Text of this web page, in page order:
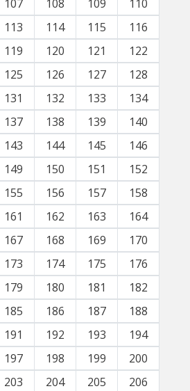
107 108 109
110
113 114 115
116
119 120 121
122
125 126 127
128
131 132 133
134
137 138 139
140
143 144 145
146
149 150 151
152
155 156 157
158
161 162 163
164
167 168 169
170
173 174 175
176
179 180 181
182
185 186 187
188
191 192 193
194
197 198 199
200
203 204 205
206